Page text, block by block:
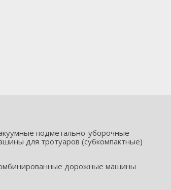
подметально-уборочные
для тротуаров (субкомпактные)
дорожные машины